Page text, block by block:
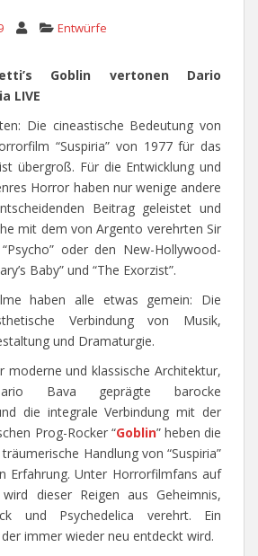
Entwürfe
Goblin vertonen Dario
LIVE
Die cineastische Bedeutung von
“Suspiria” von 1977 für das
übergroß. Für die Entwicklung und
Horror haben nur wenige andere
Beitrag geleistet und
mit dem von Argento verehrten Sir
oder den New-Hollywood-
Baby” und “The Exorzist”.
haben alle etwas gemein: Die
Verbindung von Musik,
und Dramaturgie.
moderne und klassische Architektur,
Bava geprägte barocke
die integrale Verbindung mit der
Prog-Rocker “Goblin” heben die
Handlung von “Suspiria”
Erfahrung. Unter Horrorfilmfans auf
dieser Reigen aus Geheimnis,
und Psychedelica verehrt. Ein
immer wieder neu entdeckt wird.